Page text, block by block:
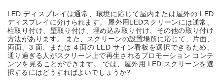
LED ディスプレイは通常、環境に応じて屋内または屋外の LED
ディスプレイに分けられます。 屋外用LEDスクリーンには通常、
柱取り付け、壁取り付け、埋め込み取り付け、その他の取り付け
方法があります。 また、スクリーンの設置場所に応じて、片面、
両面、3 面、または 4 面の LED サイン看板を選択できるため、
通り過ぎる人がスクリーン上で再生されるプロモーション コンテ
ンツを見ることができます。 では、屋外用 LED スクリーンを選
択するにはどうすればよいでしょうか?